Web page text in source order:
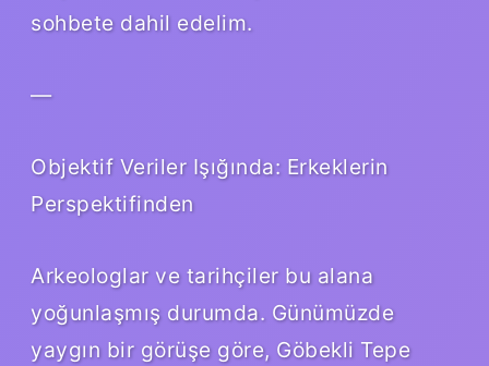
sohbete dahil edelim.
—
Objektif Veriler Işığında: Erkeklerin
Perspektifinden
Arkeologlar ve tarihçiler bu alana
yoğunlaşmış durumda. Günümüzde
yaygın bir görüşe göre, Göbekli Tepe